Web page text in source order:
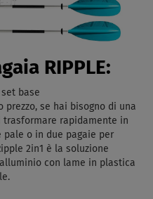
RIPPLE:
base
prezzo, se hai bisogno di una
trasformare rapidamente in
pale o in due pagaie per
2in1 è la soluzione
con lame in plastica